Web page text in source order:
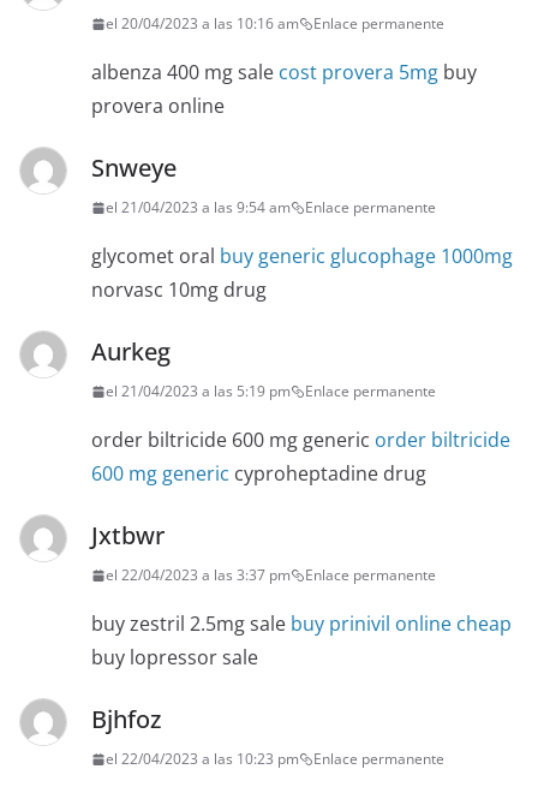
el 20/04/2023 a las 10:16 am Enlace permanente
albenza 400 mg sale cost provera 5mg buy
provera online
Snweye
el 21/04/2023 a las 9:54 am Enlace permanente
glycomet oral buy generic glucophage 1000mg
norvasc 10mg drug
Aurkeg
el 21/04/2023 a las 5:19 pm Enlace permanente
order biltricide 600 mg generic order biltricide
600 mg generic cyproheptadine drug
Jxtbwr
el 22/04/2023 a las 3:37 pm Enlace permanente
buy zestril 2.5mg sale buy prinivil online cheap
buy lopressor sale
Bjhfoz
el 22/04/2023 a las 10:23 pm Enlace permanente